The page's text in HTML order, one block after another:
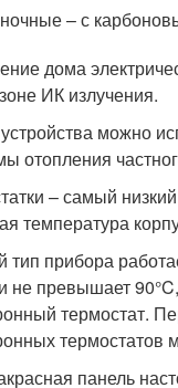
– с
дома
ИК излучения.
можно
отопления
– самый
температура
тип прибора
не превышает
термостат.
термостатов
панель